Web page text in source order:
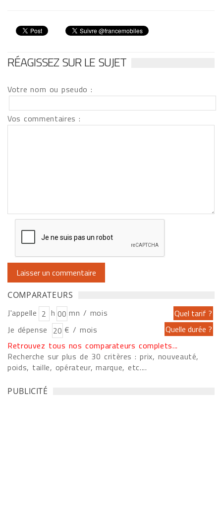
RÉAGISSEZ SUR LE SUJET
Votre nom ou pseudo :
Vos commentaires :
COMPARATEURS
J'appelle h
mn / mois
Je dépense
€ / mois
Retrouvez tous nos comparateurs complets...
Recherche sur plus de 30 critères : prix, nouveauté,
poids, taille, opérateur, marque, etc....
PUBLICITÉ